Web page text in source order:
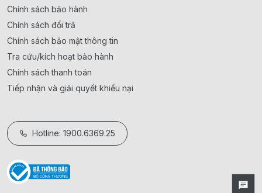
Chính sách bảo hành
Chính sách đổi trả
Chính sách bảo mật thông tin
Tra cứu/kích hoạt bảo hành
Chính sách thanh toán
Tiếp nhận và giải quyết khiếu nại
Hotline: 1900.6369.25